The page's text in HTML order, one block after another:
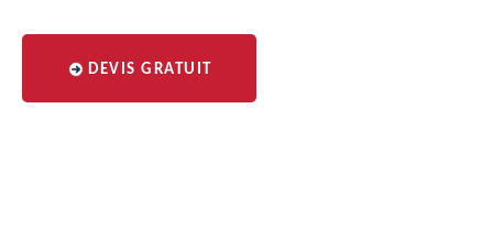
DEVIS GRATUIT